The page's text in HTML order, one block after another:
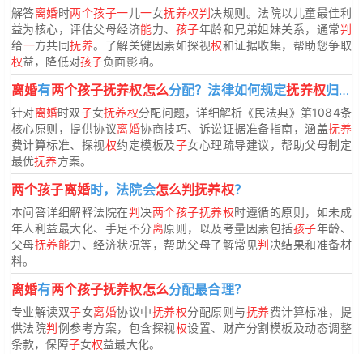
解答离婚时两个孩子一儿一女抚养权判决规则。法院以儿童最佳利
益为核心，评估父母经济能力、 孩子年龄和兄弟姐妹关系，通常判
给一方共同抚养。了解关键因素如探视权和证据收集，帮助您争取
权益，降低对孩子负面影响。
离婚有两个孩子抚养权怎么分配？法律如何规定抚养权归属
针对离婚时双子女抚养权分配问题，详细解析《民法典》第1084条
核心原则，提供协议离婚协商技巧、诉讼证据准备指南，涵盖抚养
费计算标准、探视权约定模板及子女心理疏导建议，帮助父母制定
最优抚养方案。
两个孩子离婚时，法院会怎么判抚养权？
本问答详细解释法院在判决两个孩子抚养权时遵循的原则，如未成
年人利益最大化、手足不分离原则，以及考量因素包括孩子年龄、
父母抚养能力、经济状况等，帮助父母了解常见判决结果和准备材
料。
离婚有两个孩子抚养权怎么分配最合理？
专业解读双子女离婚协议中抚养权分配原则与抚养费计算标准，提
供法院判例参考方案，包含探视权设置、财产分割模板及动态调整
条款，保障子女权益最大化。